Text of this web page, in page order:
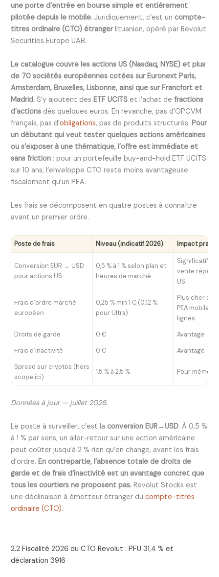
une porte d’entrée en bourse simple et entièrement
pilotée depuis le mobile. Juridiquement, c’est uncompte-
titres ordinaire (CTO) étrangerlituanien, opéré par Revolut
Securities Europe UAB.
Le catalogue couvre les actions US (Nasdaq, NYSE) et plus
de 70 sociétés européennes cotées sur Euronext Paris,
Amsterdam, Bruxelles, Lisbonne, ainsi que sur Francfort et
Madrid. S’y ajoutent des ETF UCITS et l’achat defractions
d’actions dès quelques euros. En revanche, pas d’OPCVM
français, pas d’obligations, pas de produits structurés. Pour
un débutant qui veut tester quelques actions américaines
ou s’exposer à une thématique, l’offre est immédiate et
sans friction ; pour un portefeuille buy-and-hold ETF UCITS
sur 10 ans, l’enveloppe CTO reste moins avantageuse
fiscalement qu’un PEA.
Les frais se décomposent en quatre postes à connaître
avant un premier ordre.
Poste de frais Niveau (indicatif 2026) Impact
Conversion EUR → USD
pour actions US
0,5 % à 1 % selon plan et
heures de marché
Significatif
vente répété
US
Frais d’ordre marché
européen
0,25 % min 1 € (0,12 %
pour Ultra)
Plus cher
PEA mobile
lignes
Droits de garde
0 €
Avantage
Frais d’inactivité
0 €
Avantage
Spread sur cryptos (hors
scope ici)
1,5 % à 2,5 % Pour mémoire
Données à jour — juillet 2026.
Le poste à surveiller, c’est laconversion EUR→USD. À 0,5 %
à 1 % par sens, un aller-retour sur une action américaine
peut coûter jusqu’à 2 % rien qu’en change, avant les frais
d’ordre. En contrepartie, l’absence totale de droits de
garde et de frais d’inactivité est un avantage concret que
tous les courtiers ne proposent pas. Revolut Stocks est
une déclinaison à émetteur étranger ducompte-titres
ordinaire (CTO).
2.2 Fiscalité 2026 du CTO Revolut : PFU 31,4 % et
déclaration 3916